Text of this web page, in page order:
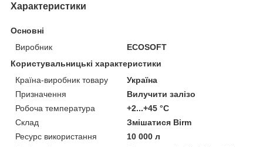
Характеристики
Основні
Виробник
ECOSOFT
Користувальницькі характеристики
Країна-виробник товару
Україна
Призначення
Вилучити залізо
Робоча температура
+2...+45 °C
Склад
Змішатися Birm
Ресурс використання
10 000 л